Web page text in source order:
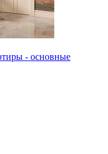
- основные